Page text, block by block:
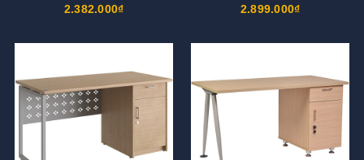
2.382.000₫ 2.899.000₫